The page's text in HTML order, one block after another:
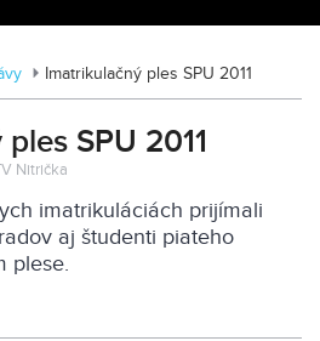
Imatrikulačný ples SPU 2011
SPU 2011
Nitrička
imatrikuláciách prijímali
aj študenti piateho
plese.